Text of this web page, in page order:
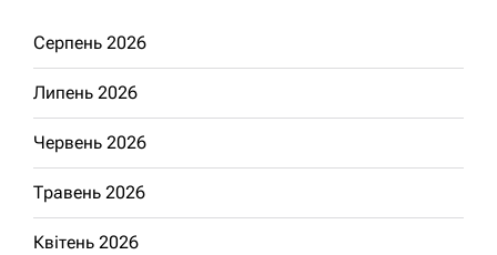
Серпень 2026
Липень 2026
Червень 2026
Травень 2026
Квітень 2026